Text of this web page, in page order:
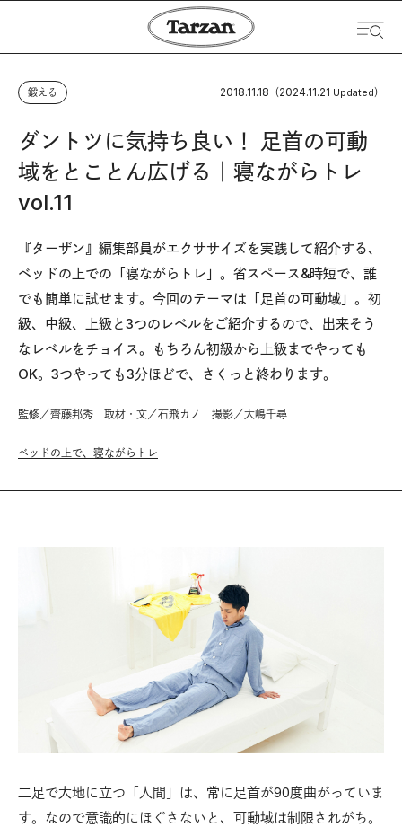
鍛える 2018.11.18 （2024.11.21 Updated）
ダントツに気持ち良い！ 足首の可動
域をとことん広げる｜寝ながらトレ
vol.11
『ターザン』編集部員がエクササイズを実践して紹介する、
ベッドの上での「寝ながらトレ」。省スペース&時短で、誰
でも簡単に試せます。今回のテーマは「足首の可動域」。初
級、中級、上級と3つのレベルをご紹介するので、出来そう
なレベルをチョイス。もちろん初級から上級までやっても
OK。3つやっても3分ほどで、さくっと終わります。
監修／齊藤邦秀 取材・文／石飛カノ 撮影／大嶋千尋
ベッドの上で、寝ながらトレ
二足で大地に立つ「人間」は、常に足首が90度曲がっていま
す。なので意識的にほぐさないと、可動域は制限されがち。